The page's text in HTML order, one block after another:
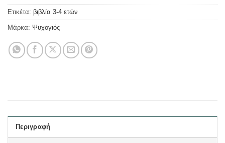
Ετικέτα: βιβλία 3-4 ετών
Μάρκα: Ψυχογιός
Περιγραφή